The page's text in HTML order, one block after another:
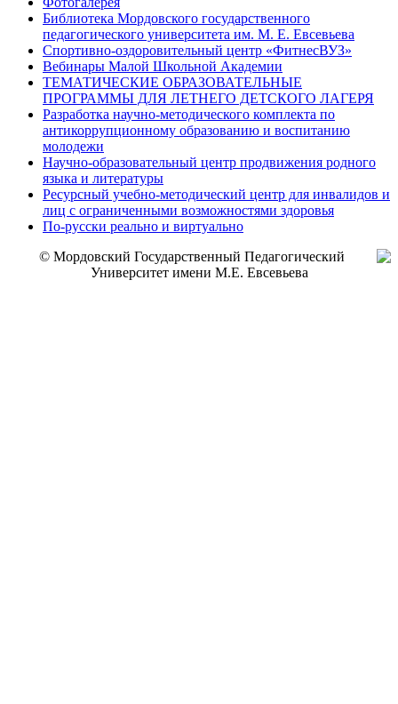
Библиотека Мордовского государственного
педагогического университета им. М. Е. Евсевьева
Спортивно-оздоровительный центр «ФитнесВУЗ»
Вебинары Малой Школьной Академии
ТЕМАТИЧЕСКИЕ ОБРАЗОВАТЕЛЬНЫЕ
ПРОГРАММЫ ДЛЯ ЛЕТНЕГО ДЕТСКОГО ЛАГЕРЯ
Разработка научно-методического комплекта по
антикоррупционному образованию и воспитанию
молодежи
Научно-образовательный центр продвижения родного
языка и литературы
Ресурсный учебно-методический центр для инвалидов и
лиц с ограниченными возможностями здоровья
По-русски реально и виртуально
© Мордовский Государственный Педагогический
Университет имени М.Е. Евсевьева